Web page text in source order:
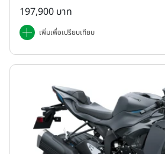
197,900 บาท
เพิ่มเพื่อเปรียบเทียบ